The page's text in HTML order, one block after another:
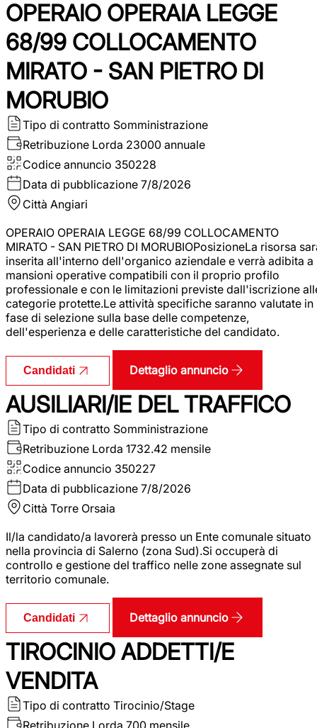
OPERAIO OPERAIA LEGGE
68/99 COLLOCAMENTO
MIRATO - SAN PIETRO DI
MORUBIO
Tipo di contratto Somministrazione
Retribuzione Lorda 23000 annuale
Codice annuncio 350228
Data di pubblicazione 7/8/2026
Città Angiari
OPERAIO OPERAIA LEGGE 68/99 COLLOCAMENTO
MIRATO - SAN PIETRO DI MORUBIOPosizioneLa risorsa
inserita all'interno dell'organico aziendale e verrà adibita a
mansioni operative compatibili con il proprio profilo
professionale e con le limitazioni previste dall'iscrizione
categorie protette.Le attività specifiche saranno valutate in
fase di selezione sulla base delle competenze,
dell'esperienza e delle caratteristiche del candidato.
Candidati Dettaglio annuncio
AUSILIARI/IE DEL TRAFFICO
Tipo di contratto Somministrazione
Retribuzione Lorda 1732.42 mensile
Codice annuncio 350227
Data di pubblicazione 7/8/2026
Città Torre Orsaia
Il/la candidato/a lavorerà presso un Ente comunale situato
nella provincia di Salerno (zona Sud).Si occuperà di
controllo e gestione del traffico nelle zone assegnate sul
territorio comunale.
Candidati Dettaglio annuncio
TIROCINIO ADDETTI/E
VENDITA
Tipo di contratto Tirocinio/Stage
Retribuzione Lorda 700 mensile